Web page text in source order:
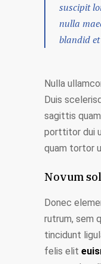
suscipit
nulla
blandid
Nulla
Duis
sagittis
porttitor dui
quam tortor
Novum
Donec
rutrum, sem
tincidunt
felis elit